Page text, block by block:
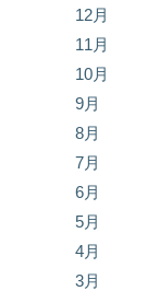
12月
11月
10月
9月
8月
7月
6月
5月
4月
3月